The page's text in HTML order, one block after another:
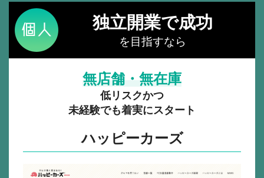
独立開業で成功
を目指すなら
無店舗・無在庫
低リスクかつ
未経験でも着実にスタート
ハッピーカーズ